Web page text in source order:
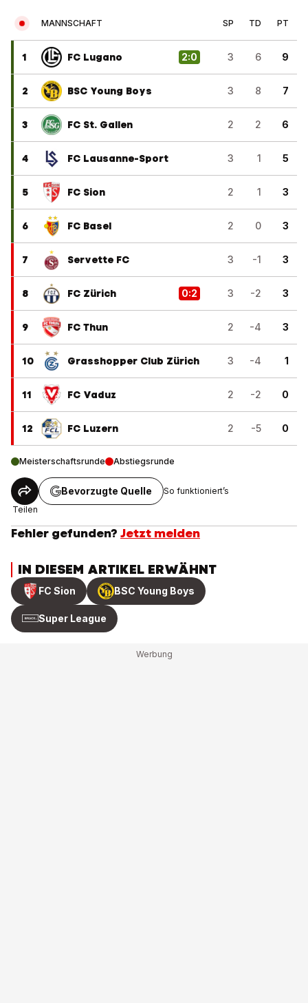
MANNSCHAFT SP TD PT
1 FC Lugano 2:0 3 6 9
2 BSC Young Boys 3 8 7
3 FC St. Gallen 2 2 6
4 FC Lausanne-Sport 3 1 5
5 FC Sion 2 1 3
6 FC Basel 2 0 3
7 Servette FC 3 -1 3
8 FC Zürich 0:2 3 -2 3
9 FC Thun 2 -4 3
10 Grasshopper Club Zürich 3 -4 1
11 FC Vaduz 2 -2 0
12 FC Luzern 2 -5 0
Meisterschaftsrunde Abstiegsrunde
Teilen
Bevorzugte Quelle So funktioniert’s
Fehler gefunden? Jetzt melden
IN DIESEM ARTIKEL ERWÄHNT
FC Sion BSC Young Boys
Super League